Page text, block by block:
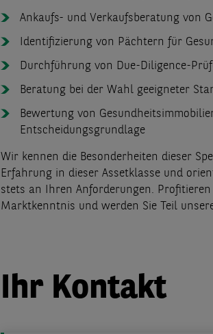
Ankaufs- und Verkaufsberatung von
Identifizierung von Pächtern für
Durchführung von Due-Diligence-
Beratung bei der Wahl geeigneter
Bewertung von
Entscheidungsgrundlage
Wir kennen die Besonderheiten dieser
Erfahrung in dieser Assetklasse und
stets an Ihren Anforderungen.
Marktkenntnis und werden Sie Teil
Ihr Kontakt